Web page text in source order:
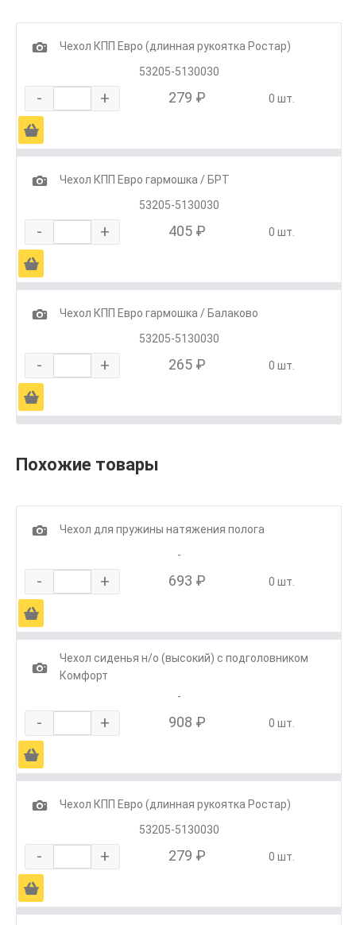
1
Чехол КПП Евро (длинная рукоятка Ростар)
53205-5130030
- + 279 ₽ 0 шт.
Ä
1
Чехол КПП Евро гармошка / БРТ
53205-5130030
- + 405 ₽ 0 шт.
Ä
1
Чехол КПП Евро гармошка / Балаково
53205-5130030
- + 265 ₽ 0 шт.
Ä
Похожие товары
1
Чехол для пружины натяжения полога
-
- + 693 ₽ 0 шт.
Ä
1
Чехол сиденья н/о (высокий) с подголовником
Комфорт
-
- + 908 ₽ 0 шт.
Ä
1
Чехол КПП Евро (длинная рукоятка Ростар)
53205-5130030
- + 279 ₽ 0 шт.
Ä